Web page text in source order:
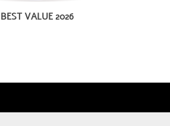
BEST VALUE 2026